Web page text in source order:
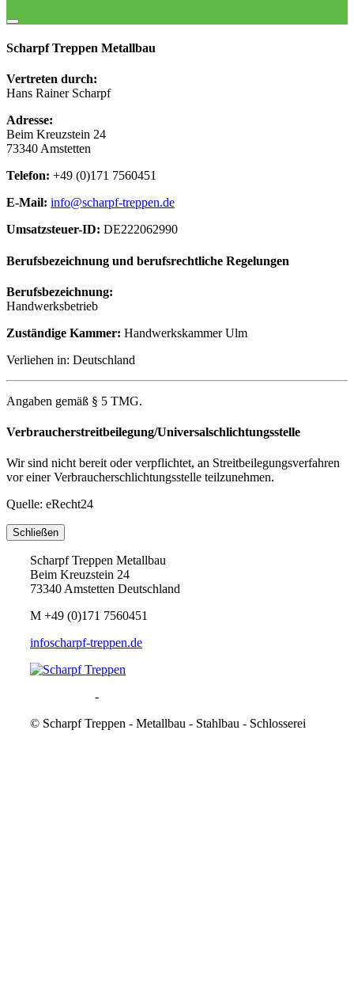
Scharpf Treppen Metallbau
Vertreten durch:
Hans Rainer Scharpf
Adresse:
Beim Kreuzstein 24
73340 Amstetten
Telefon: +49 (0)171 7560451
E-Mail: info@scharpf-treppen.de
Umsatzsteuer-ID: DE222062990
Berufsbezeichnung und berufsrechtliche Regelungen
Berufsbezeichnung:
Handwerksbetrieb
Zuständige Kammer: Handwerkskammer Ulm
Verliehen in: Deutschland
Angaben gemäß § 5 TMG.
Verbraucherstreitbeilegung/Universalschlichtungsstelle
Wir sind nicht bereit oder verpflichtet, an Streitbeilegungsverfahren
vor einer Verbraucherschlichtungsstelle teilzunehmen.
Quelle: eRecht24
Schließen
Scharpf Treppen Metallbau
Beim Kreuzstein 24
73340 Amstetten Deutschland
M +49 (0)171 7560451
infoscharpf-treppen.de
-
© Scharpf Treppen - Metallbau - Stahlbau - Schlosserei